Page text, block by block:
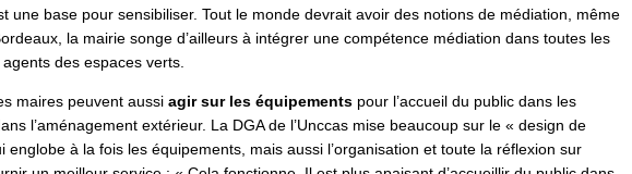
une base pour sensibiliser. Tout le monde devrait avoir des notions de médiation, même
la mairie songe d’ailleurs à intégrer une compétence médiation dans toutes les
des espaces verts.
maires peuvent aussi agir sur les équipements pour l’accueil du public dans les
l’aménagement extérieur. La DGA de l’Unccas mise beaucoup sur le « design de
à la fois les équipements, mais aussi l’organisation et toute la réflexion sur